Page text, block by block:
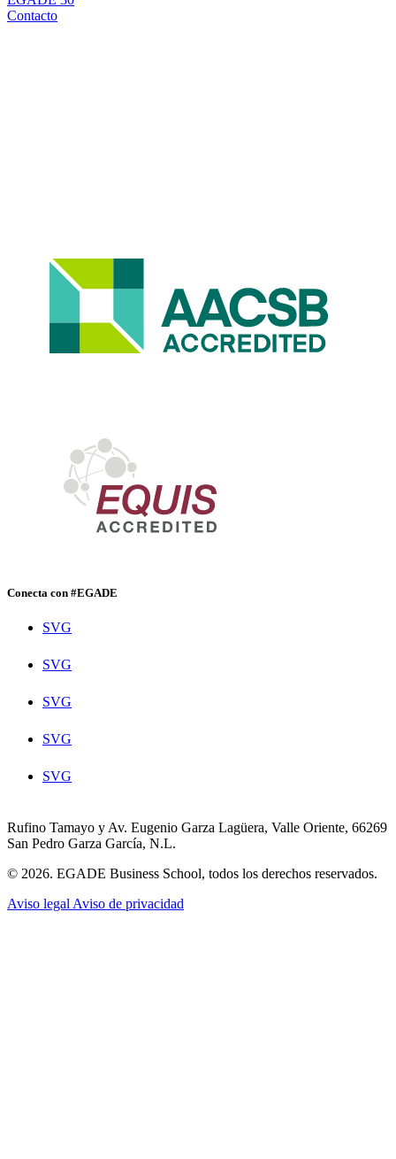
Contacto
Conecta con #EGADE
SVG
SVG
SVG
SVG
SVG
Rufino Tamayo y Av. Eugenio Garza Lagüera, Valle Oriente, 66269
San Pedro Garza García, N.L.
© 2026. EGADE Business School, todos los derechos reservados.
Aviso legal Aviso de privacidad